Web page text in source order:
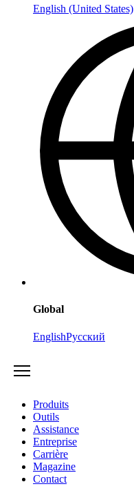
English (United States)
Global
EnglishРусский
Produits
Outils
Assistance
Entreprise
Carrière
Magazine
Contact